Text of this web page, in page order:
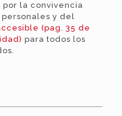
por la convivencia
y del
(pag. 35 de
para todos los